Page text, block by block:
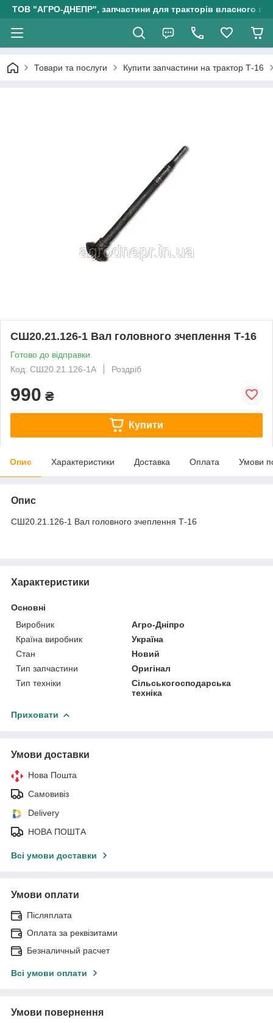
ТОВ "АГРО-ДНЕПР", запчастини для тракторів власного
Товари та послуги Купити запчастини на трактор Т-16
СШ20.21.126-1 Вал головного зчеплення Т-16
Готово до відправки
Код: СШ20.21.126-1А
Роздріб
990 ₴
Купити
Опис Характеристики Доставка Оплата Умови
Опис
СШ20.21.126-1 Вал головного зчеплення Т-16
Характеристики
Основні
Виробник
Агро-Дніпро
Країна виробник
Україна
Стан
Новий
Тип запчастини
Оригінал
Тип техніки
Сільськогосподарська
техніка
Приховати
Умови доставки
Нова Пошта
Самовивіз
Delivery
НОВА ПОШТА
Всі умови доставки
Умови оплати
Післяплата
Оплата за реквізитами
Безналичный расчет
Всі умови оплати
Умови повернення